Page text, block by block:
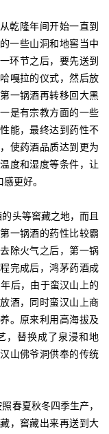
隆年间开始一直到
一些山洞和地窖当中
环节之后，要先送到
嘎拉的仪式，然后放
一锅酒再转移回大黑
是有宗教方面的一些
能，最终达到药性不
使药酒品质达到更为
度和湿度等条件，让
更好。
头等窖藏之地，而且
一锅酒的药性比较霸
除火气之后，第一锅
完成后，鸿茅药酒成
后，由于蛮汉山上的
酒，同时蛮汉山上商
。原来利用高海拔及
，替换成了泉浸和地
山佛爷洞供奉的传统
春夏秋冬四季生产，
，窖藏出来再送到大